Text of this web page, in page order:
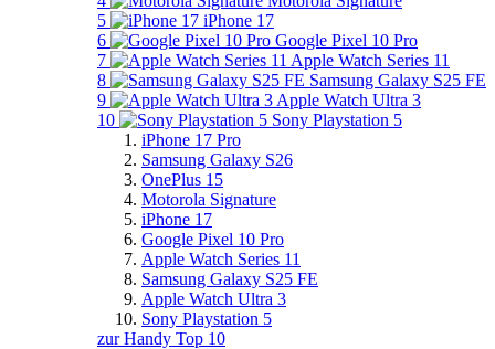
5
iPhone 17
6
Google Pixel 10 Pro
7
Apple Watch Series 11
8
Samsung Galaxy S25 FE
9
Apple Watch Ultra 3
10
Sony Playstation 5
iPhone 17 Pro
Samsung Galaxy S26
OnePlus 15
Motorola Signature
iPhone 17
Google Pixel 10 Pro
Apple Watch Series 11
Samsung Galaxy S25 FE
Apple Watch Ultra 3
Sony Playstation 5
zur Handy Top 10